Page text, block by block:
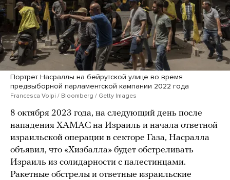
Портрет Насраллы на бейрутской улице во время
предвыборной парламентской кампании 2022 года
Francesca Volpi / Bloomberg / Getty Images
8 октября 2023 года, на следующий день после
нападения ХАМАС на Израиль и начала ответной
израильской операции в секторе Газа, Насралла
объявил, что «Хизбалла» будет обстреливать
Израиль из солидарности с палестинцами.
Ракетные обстрелы и ответные израильские